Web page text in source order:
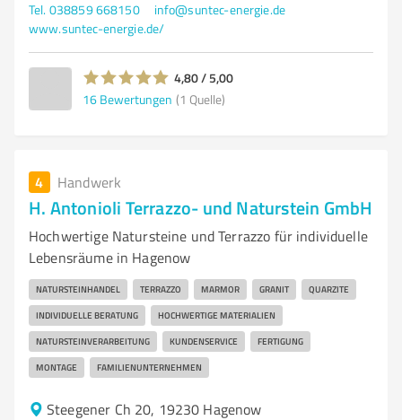
Tel. 038859 668150
info@suntec-energie.de
www.suntec-energie.de/
4,80 / 5,00
16 Bewertungen (1 Quelle)
4 Handwerk
H. Antonioli Terrazzo- und Naturstein GmbH
Hochwertige Natursteine und Terrazzo für individuelle
Lebensräume in Hagenow
NATURSTEINHANDEL TERRAZZO MARMOR GRANIT QUARZITE
INDIVIDUELLE BERATUNG HOCHWERTIGE MATERIALIEN
NATURSTEINVERARBEITUNG KUNDENSERVICE FERTIGUNG
MONTAGE FAMILIENUNTERNEHMEN
Steegener Ch 20, 19230 Hagenow